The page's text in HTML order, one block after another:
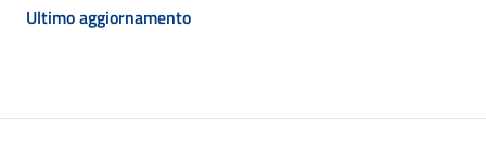
Ultimo aggiornamento